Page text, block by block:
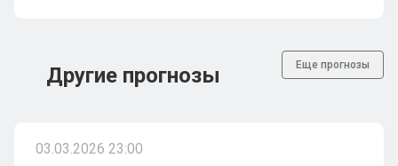
Другие прогнозы Еще прогнозы
03.03.2026 23:00